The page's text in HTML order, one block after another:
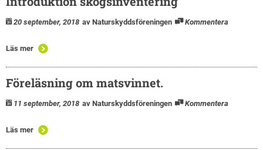
20 september, 2018 av Naturskyddsföreningen Kommentera
Läs mer
Föreläsning om matsvinnet.
11 september, 2018 av Naturskyddsföreningen Kommentera
Läs mer